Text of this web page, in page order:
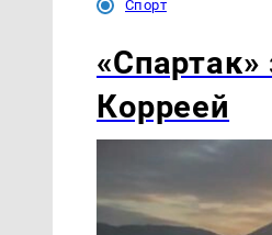
Спорт
Корреей